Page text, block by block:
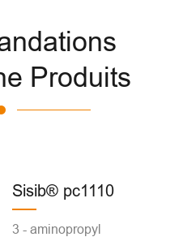
Produits
Sisib® pc1110
3 - aminopropyl